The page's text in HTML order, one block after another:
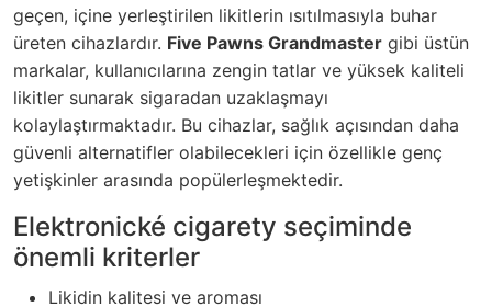
geçen, içine yerleştirilen likitlerin ısıtılmasıyla buhar
üreten cihazlardır. Five Pawns Grandmaster gibi üstün
markalar, kullanıcılarına zengin tatlar ve yüksek kaliteli
likitler sunarak sigaradan uzaklaşmayı
kolaylaştırmaktadır. Bu cihazlar, sağlık açısından daha
güvenli alternatifler olabilecekleri için özellikle genç
yetişkinler arasında popülerleşmektedir.
Elektronické cigarety seçiminde
önemli kriterler
Likidin kalitesi ve aroması